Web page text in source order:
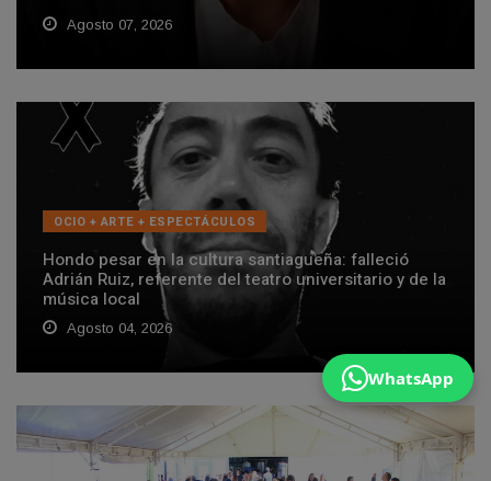
WhatsApp
Agosto 07, 2026
OCIO + ARTE + ESPECTÁCULOS
Hondo pesar en la cultura santiagueña: falleció
Adrián Ruiz, referente del teatro universitario y de la
música local
Agosto 04, 2026